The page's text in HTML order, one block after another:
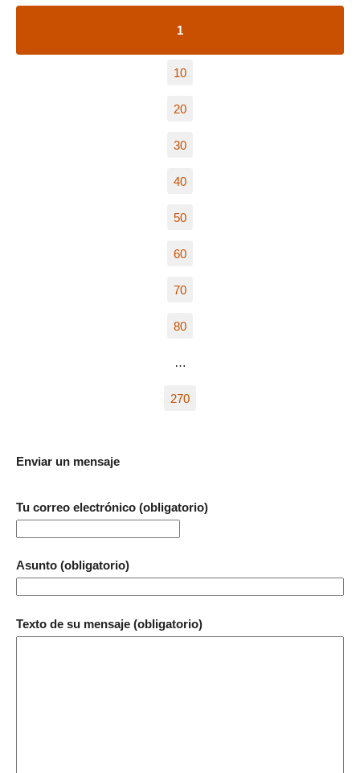
1
10
20
30
40
50
60
70
80
…
270
Enviar un mensaje
Tu correo electrónico (obligatorio)
Asunto (obligatorio)
Texto de su mensaje (obligatorio)